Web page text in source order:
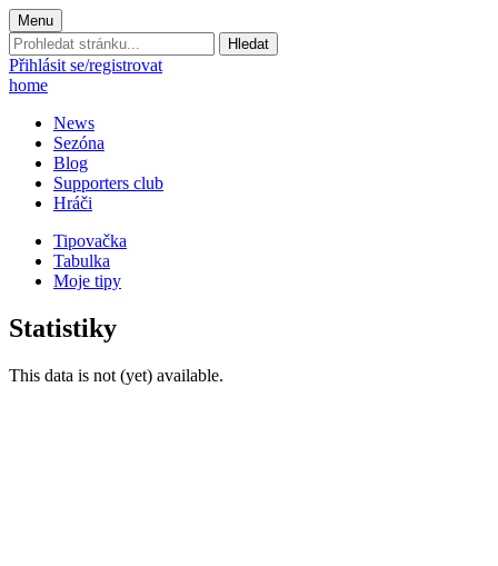
Menu
Prohledat
stránku:
Přihlásit se/registrovat
home
News
Sezóna
Blog
Supporters club
Hráči
Tipovačka
Tabulka
Moje tipy
Statistiky
This data is not (yet) available.